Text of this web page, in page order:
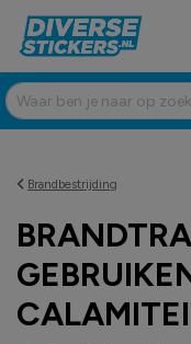
Brandbestrijding